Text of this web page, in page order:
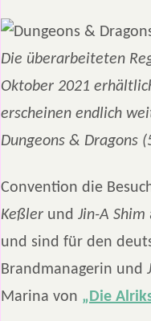
Die überarbeiteten
Oktober 2021
erscheinen endlich
Dungeons & Dragons
Convention die
Keßler und Jin-A Shim
und sind für den
Brandmanagerin und
Marina von „Die